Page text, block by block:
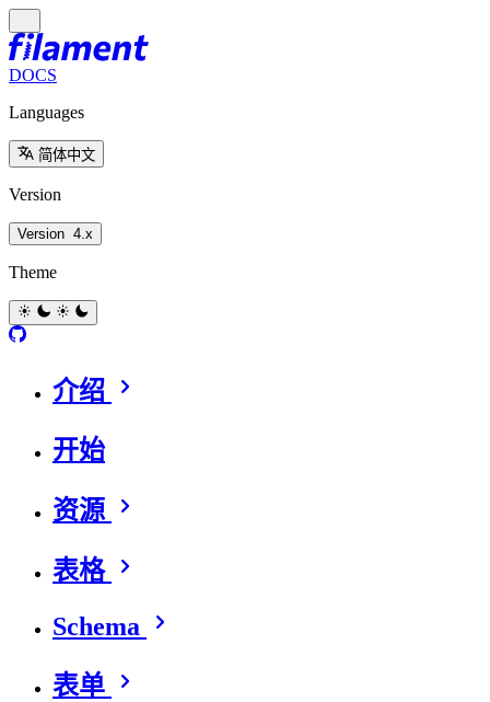
DOCS
Languages
简体中文
Version
Version 4.x
Theme
介绍
开始
资源
表格
Schema
表单